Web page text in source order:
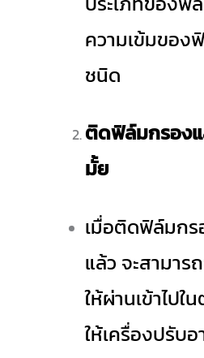
ความเข้มของ
ชนิด
ติดฟิล์มกรอง
มั้ย
เมื่อติดฟิล์มกร
แล้ว จะสามาร
ให้ผ่านเข้าไปใ
ให้เครื่องปรับ